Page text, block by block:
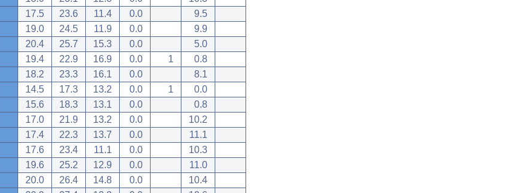
17.5 23.6 11.4 0.0
9.5
19.0 24.5 11.9 0.0
9.9
20.4 25.7 15.3 0.0
5.0
19.4 22.9 16.9 0.0 1
0.8
18.2 23.3 16.1 0.0
8.1
14.5 17.3 13.2 0.0 1
0.0
15.6 18.3 13.1 0.0
0.8
17.0 21.9 13.2 0.0
10.2
17.4 22.3 13.7 0.0
11.1
17.6 23.4 11.1 0.0
10.3
19.6 25.2 12.9 0.0
11.0
20.0 26.4 14.8 0.0
10.4